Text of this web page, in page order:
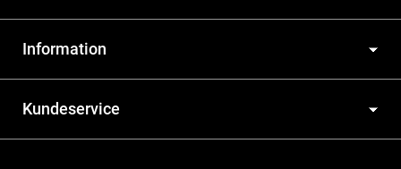
Information
Kundeservice